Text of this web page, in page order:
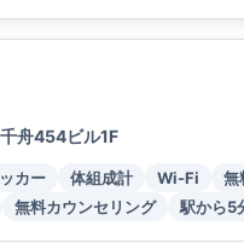
舟454ビル1F
カー 体組成計 Wi-Fi
無
無料カウンセリング 駅から5